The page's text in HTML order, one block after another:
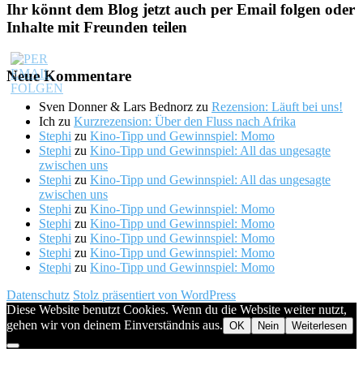
Ihr könnt dem Blog jetzt auch per Email folgen oder
Inhalte mit Freunden teilen
Neue Kommentare
Sven Donner & Lars Bednorz zu Rezension: Läuft bei uns!
Ich zu Kurzrezension: Über den Fluss nach Afrika
Stephi zu Kino-Tipp und Gewinnspiel: Momo
Stephi zu Kino-Tipp und Gewinnspiel: All das ungesagte
zwischen uns
Stephi zu Kino-Tipp und Gewinnspiel: All das ungesagte
zwischen uns
Stephi zu Kino-Tipp und Gewinnspiel: Momo
Stephi zu Kino-Tipp und Gewinnspiel: Momo
Stephi zu Kino-Tipp und Gewinnspiel: Momo
Stephi zu Kino-Tipp und Gewinnspiel: Momo
Stephi zu Kino-Tipp und Gewinnspiel: Momo
Datenschutz Stolz präsentiert von WordPress
Diese Website benutzt Cookies. Wenn du die Website weiter nutzt,
gehen wir von deinem Einverständnis aus. OK Nein Weiterlesen